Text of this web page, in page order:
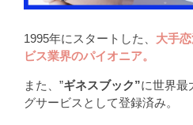
1995年にスタートした、 大手
ビス業界のパイオニア。
また、”ギネスブック”に世界最
グサービスとして登録済み。